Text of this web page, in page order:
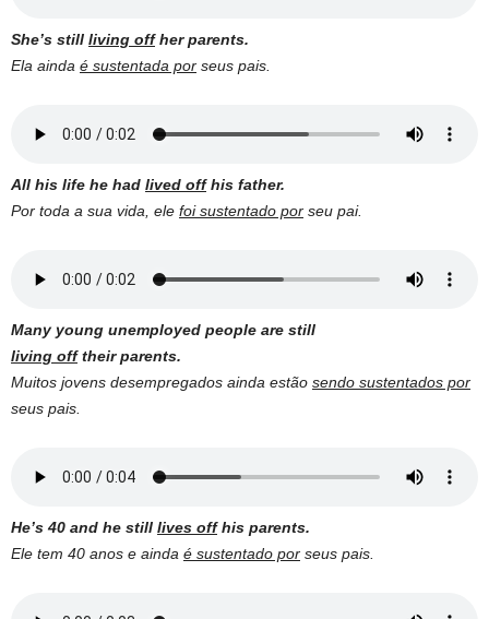
She’s still living offher parents.
Ela ainda é sustentada por seus pais.
All his life he had lived offhis father.
Por toda a sua vida, ele foi sustentado por seu pai.
Many young unemployed people are still
living offtheir parents.
Muitos jovens desempregados ainda estão sendo sustentados por
seus pais.
He’s 40 and he still lives offhis parents.
Ele tem 40 anos e ainda é sustentado por seus pais.